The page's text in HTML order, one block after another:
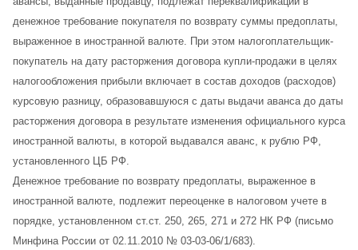
денежное требование покупателя по возврату суммы предоплаты,
выраженное в иностранной валюте. При этом налогоплательщик-
покупатель на дату расторжения договора купли-продажи в целях
налогообложения прибыли включает в состав доходов (расходов)
курсовую разницу, образовавшуюся с даты выдачи аванса до даты
расторжения договора в результате изменения официального курса
иностранной валюты, в которой выдавался аванс, к рублю РФ,
установленного ЦБ РФ.
Денежное требование по возврату предоплаты, выраженное в
иностранной валюте, подлежит переоценке в налоговом учете в
порядке, установленном ст.ст. 250, 265, 271 и 272 НК РФ (письмо
Минфина России от 02.11.2010 № 03-03-06/1/683).